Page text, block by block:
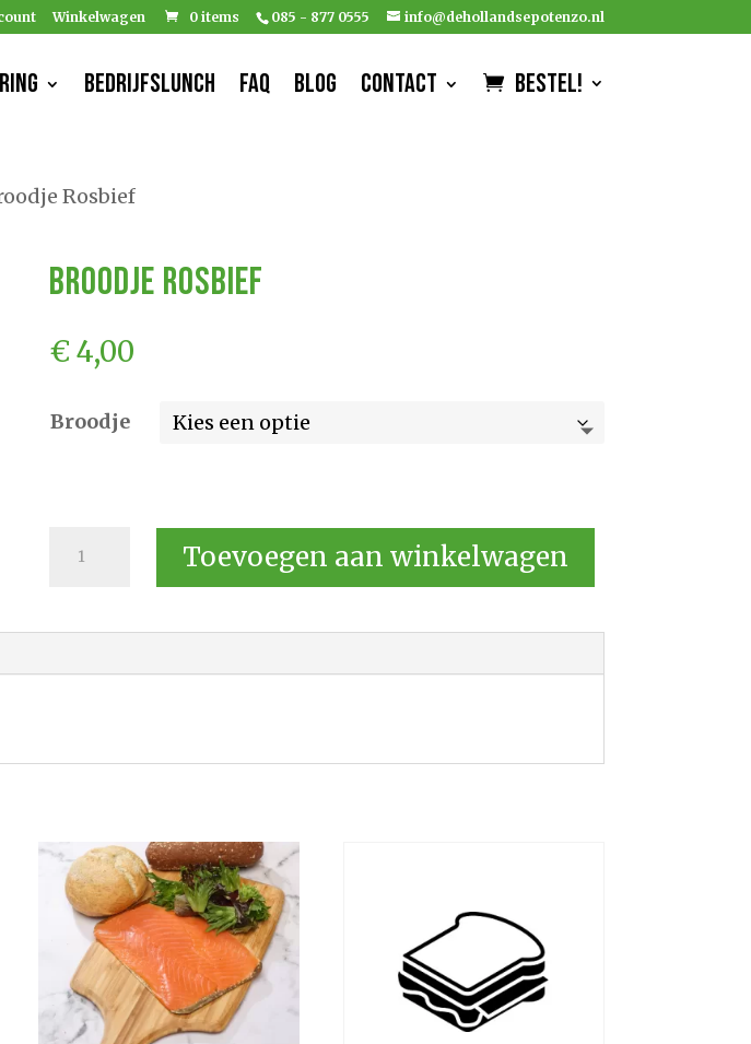
085 - 877 0555 info@dehollandsepotenzo.nl
Winkelwagen 0 items
Bedrijfslunch FAQ Blog Contact Bestel!
Rosbief
Broodje Rosbief
€ 4,00
Broodje
Toevoegen aan winkelwagen